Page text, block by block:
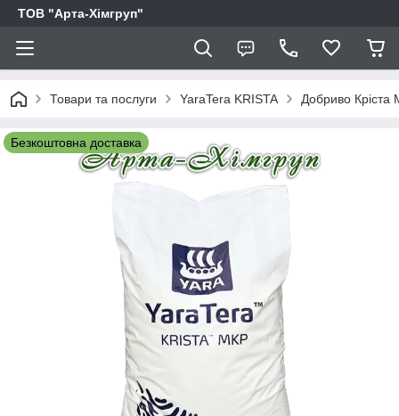
ТОВ "Арта-Хімгруп"
Товари та послуги YaraTera KRISTA Добриво
Безкоштовна доставка